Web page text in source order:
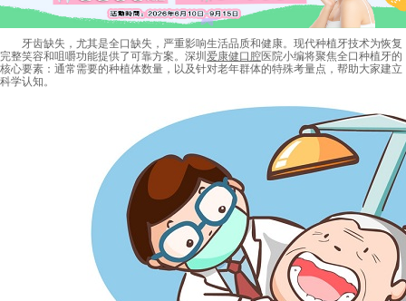
牙齿缺失，尤其是全口缺失，严重影响生活品质和健康。现代种植牙技术为恢复
完整笑容和咀嚼功能提供了可靠方案。深圳 爱康健口腔医院小编将聚焦全口种植牙的
核心要素：通常需要的种植体数量，以及针对老年群体的特殊考量点，帮助大家建立
科学认知。